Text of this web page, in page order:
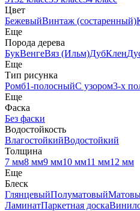
Цвет
БежевыйВинтаж (состаренный)
Еще
Порода дерева
БукВенгеВяз (Ильм)ДубКлен
Еще
Тип рисунка
Ромб1-полосныйС узором3-х
Еще
Фаска
Без фаски
Водостойкость
ВлагостойкийВодостойкий
Толщина
7 мм8 мм9 мм10 мм11 мм12 мм
Еще
Блеск
ГлянцевыйПолуматовый
ЛаминатПаркетная доска